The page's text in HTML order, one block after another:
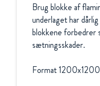
Brug blokke af
underlaget har
blokkene forbedrer
sætningsskader.
Format